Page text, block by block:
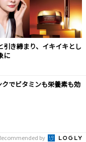
引き締まり、イキイキとし
に
でビタミンも栄養素も効
by